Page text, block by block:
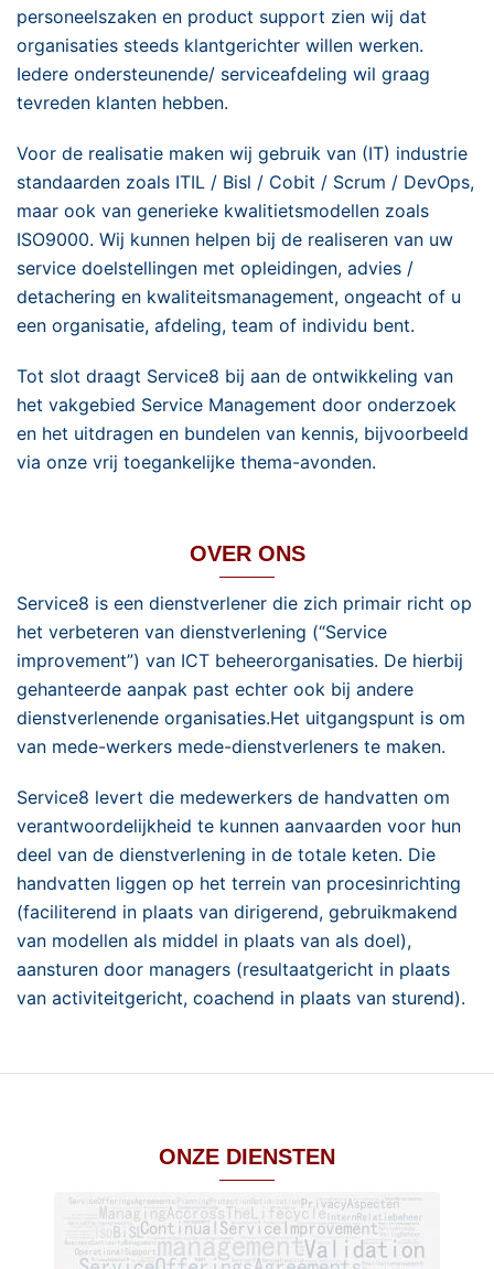
personeelszaken en product support zien wij dat
organisaties steeds klantgerichter willen werken.
Iedere ondersteunende/ serviceafdeling wil graag
tevreden klanten hebben.
Voor de realisatie maken wij gebruik van (IT) industrie
standaarden zoals ITIL / Bisl / Cobit / Scrum / DevOps,
maar ook van generieke kwalitietsmodellen zoals
ISO9000. Wij kunnen helpen bij de realiseren van uw
service doelstellingen met opleidingen, advies /
detachering en kwaliteitsmanagement, ongeacht of u
een organisatie, afdeling, team of individu bent.
Tot slot draagt Service8 bij aan de ontwikkeling van
het vakgebied Service Management door onderzoek
en het uitdragen en bundelen van kennis, bijvoorbeeld
via onze vrij toegankelijke thema-avonden.
OVER ONS
Service8 is een dienstverlener die zich primair richt op
het verbeteren van dienstverlening (“Service
improvement”) van ICT beheerorganisaties. De hierbij
gehanteerde aanpak past echter ook bij andere
dienstverlenende organisaties.Het uitgangspunt is om
van mede-werkers mede-dienstverleners te maken.
Service8 levert die medewerkers de handvatten om
verantwoordelijkheid te kunnen aanvaarden voor hun
deel van de dienstverlening in de totale keten. Die
handvatten liggen op het terrein van procesinrichting
(faciliterend in plaats van dirigerend, gebruikmakend
van modellen als middel in plaats van als doel),
aansturen door managers (resultaatgericht in plaats
van activiteitgericht, coachend in plaats van sturend).
ONZE DIENSTEN